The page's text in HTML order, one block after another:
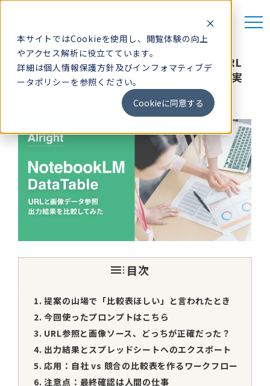
本サイトではCookieを使用し、閲覧体験の向上
やアクセス解析に役立てています。
詳細は個人情報保護方針及びインフォマティブデ
ータポリシーを参照ください。
Cookieに同意する
無料相談
新着記事
AIツール情報
llms.txt ジェネレーター
お知らせ
Alrightとは
運営会社
インフォマティブデータポリシー
個人情報保護方針
お問い合わせ
【検証】NotebookLMで比較表作成、URL
vs 画像どっちが正確？Data Table機能の実
update 2026.01.05
目次
1. 提案の山場で「比較表ほしい」と言われたとき
2. 今回使ったプロンプトはこちら
3. URL参照と画像ソース、どっちが正確だった？
4. 出力結果とスプレッドシートへのエクスポート
5. 応用：自社 vs 競合の比較表を作るワークフロー
6. 注意点：最終確認は人間の仕事